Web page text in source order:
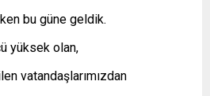
bu güne geldik.
yüksek olan,
vatandaşlarımızdan